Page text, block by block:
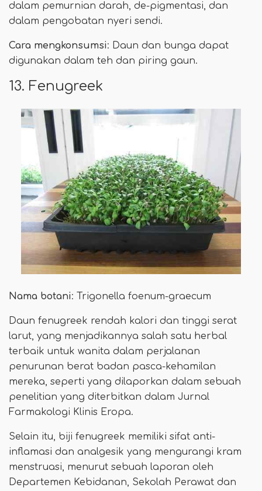
dalam pemurnian darah, de-pigmentasi, dan
dalam pengobatan nyeri sendi.
Cara mengkonsumsi: Daun dan bunga dapat
digunakan dalam teh dan piring gaun.
13. Fenugreek
Nama botani: Trigonella foenum-graecum
Daun fenugreek rendah kalori dan tinggi serat
larut, yang menjadikannya salah satu herbal
terbaik untuk wanita dalam perjalanan
penurunan berat badan pasca-kehamilan
mereka, seperti yang dilaporkan dalam sebuah
penelitian yang diterbitkan dalam Jurnal
Farmakologi Klinis Eropa.
Selain itu, biji fenugreek memiliki sifat anti-
inflamasi dan analgesik yang mengurangi kram
menstruasi, menurut sebuah laporan oleh
Departemen Kebidanan, Sekolah Perawat dan